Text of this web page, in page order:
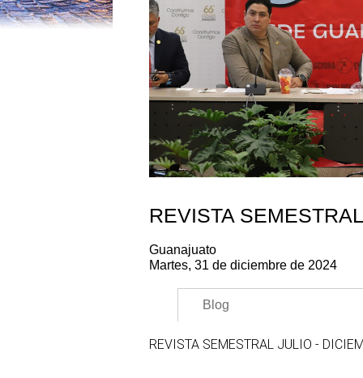
REVISTA
Guanajuato
Martes, 31 de diciembre de 2024
Blog
REVISTA SEMESTRAL JULIO -